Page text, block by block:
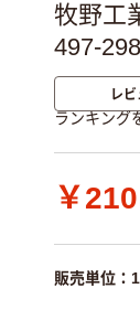
牧野工
497-
レ
ランキング
￥210
販売単位：